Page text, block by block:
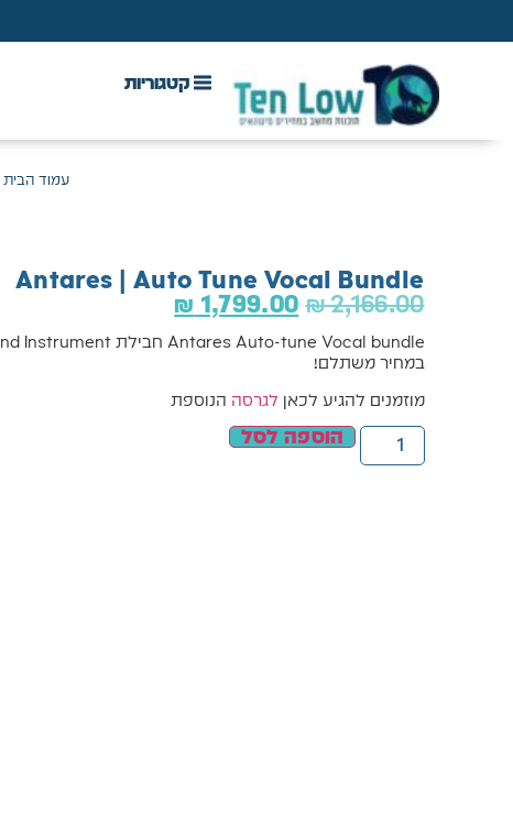
עמוד הבית
Antares | Auto Tune Vocal Bundle
₪2,166.00
₪ 1,799.00
במחיר משתלם!
מוזמנים להגיע לכאן לגרסה הנוספת
הוספה לסל